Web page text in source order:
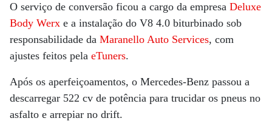
O serviço de conversão ficou a cargo da empresa Deluxe
Body Werx e a instalação do V8 4.0 biturbinado sob
responsabilidade da Maranello Auto Services, com
ajustes feitos pela eTuners.
Após os aperfeiçoamentos, o Mercedes-Benz passou a
descarregar 522 cv de potência para trucidar os pneus no
asfalto e arrepiar no drift.